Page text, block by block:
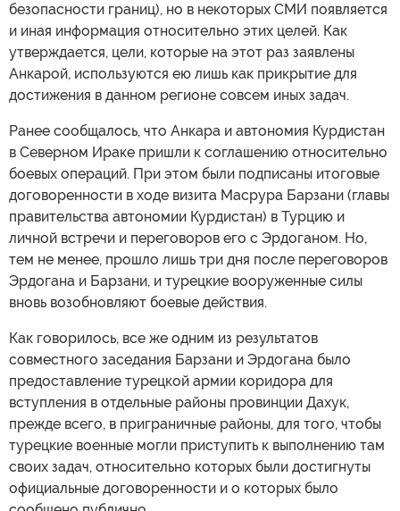
безопасности границ), но в некоторых СМИ появляется
и иная информация относительно этих целей. Как
утверждается, цели, которые на этот раз заявлены
Анкарой, используются ею лишь как прикрытие для
достижения в данном регионе совсем иных задач.
Ранее сообщалось, что Анкара и автономия Курдистан
в Северном Ираке пришли к соглашению относительно
боевых операций. При этом были подписаны итоговые
договоренности в ходе визита Масрура Барзани (главы
правительства автономии Курдистан) в Турцию и
личной встречи и переговоров его с Эрдоганом. Но,
тем не менее, прошло лишь три дня после переговоров
Эрдогана и Барзани, и турецкие вооруженные силы
вновь возобновляют боевые действия.
Как говорилось, все же одним из результатов
совместного заседания Барзани и Эрдогана было
предоставление турецкой армии коридора для
вступления в отдельные районы провинции Дахук,
прежде всего, в приграничные районы, для того, чтобы
турецкие военные могли приступить к выполнению там
своих задач, относительно которых были достигнуты
официальные договоренности и о которых было